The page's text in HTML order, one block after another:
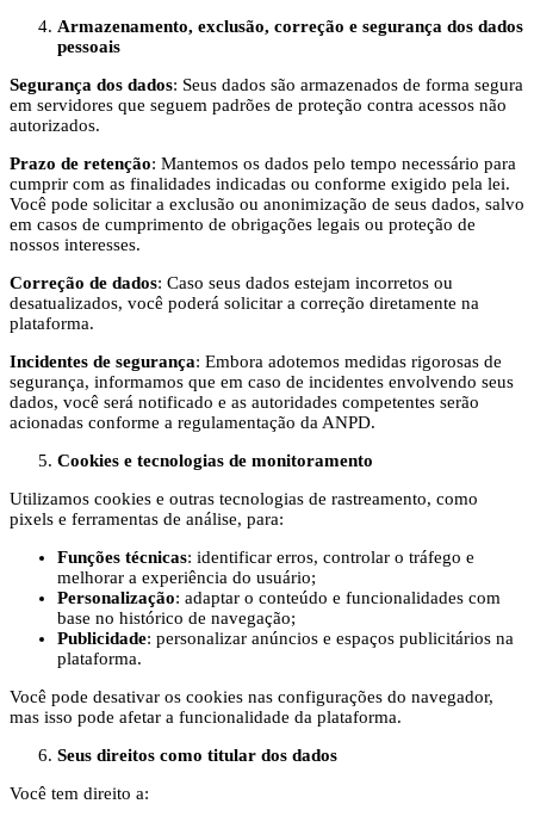
Armazenamento, exclusão, correção e segurança dos dados
pessoais
Segurança dos dados: Seus dados são armazenados de forma segura
em servidores que seguem padrões de proteção contra acessos não
autorizados.
Prazo de retenção: Mantemos os dados pelo tempo necessário para
cumprir com as finalidades indicadas ou conforme exigido pela lei.
Você pode solicitar a exclusão ou anonimização de seus dados, salvo
em casos de cumprimento de obrigações legais ou proteção de
nossos interesses.
Correção de dados: Caso seus dados estejam incorretos ou
desatualizados, você poderá solicitar a correção diretamente na
plataforma.
Incidentes de segurança: Embora adotemos medidas rigorosas de
segurança, informamos que em caso de incidentes envolvendo seus
dados, você será notificado e as autoridades competentes serão
acionadas conforme a regulamentação da ANPD.
Cookies e tecnologias de monitoramento
Utilizamos cookies e outras tecnologias de rastreamento, como
pixels e ferramentas de análise, para:
Funções técnicas: identificar erros, controlar o tráfego e
melhorar a experiência do usuário;
Personalização: adaptar o conteúdo e funcionalidades com
base no histórico de navegação;
Publicidade: personalizar anúncios e espaços publicitários na
plataforma.
Você pode desativar os cookies nas configurações do navegador,
mas isso pode afetar a funcionalidade da plataforma.
Seus direitos como titular dos dados
Você tem direito a: